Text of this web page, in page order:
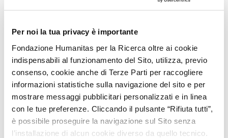
Per noi la tua privacy è importante
Fondazione Humanitas per la Ricerca oltre ai cookie
indispensabili al funzionamento del Sito, utilizza, previo
consenso, cookie anche di Terze Parti per raccogliere
informazioni statistiche sulla navigazione del sito e per
mostrare messaggi pubblicitari personalizzati e in linea
con le tue preferenze. Cliccando il pulsante “Rifiuta tutti”,
è possibile proseguire la navigazione sul Sito senza
l’installazione di alcun cookie diverso da quello tecnico.
contro rash cutaneo?
Poiché le cause possono essere molto diverse
tra loro, è importante la causa alla base della
comparsa del rash cutaneo per poter
individuare il rimedio più adeguato al singolo
caso. Spesso si tratta di creme idratanti,
detergenti o creme specifici o prodotti a base
di cortisonici o antistaminici per ridurre,
rispettivamente, gonfiore e prurito.